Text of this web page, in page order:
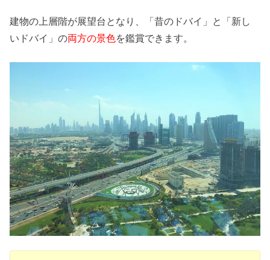
建物の上層階が展望台となり、「昔のドバイ」と「新し
いドバイ」の両方の景色を鑑賞できます。